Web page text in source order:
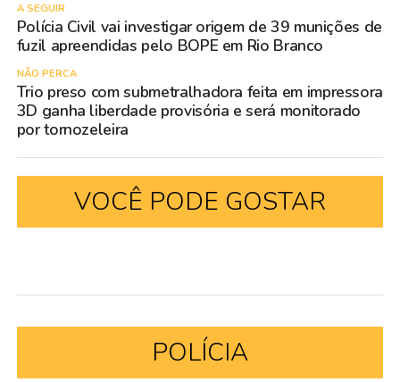
A SEGUIR
Polícia Civil vai investigar origem de 39 munições de
fuzil apreendidas pelo BOPE em Rio Branco
NÃO PERCA
Trio preso com submetralhadora feita em impressora
3D ganha liberdade provisória e será monitorado
por tornozeleira
VOCÊ PODE GOSTAR
POLÍCIA